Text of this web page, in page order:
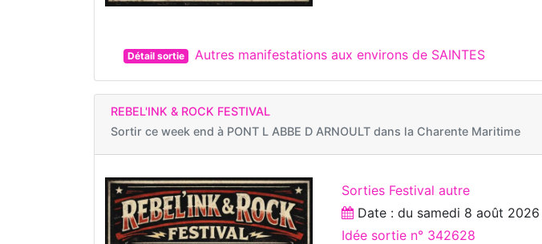
Détail sortie Autres manifestations aux environs de SAINTES
REBEL'INK & ROCK FESTIVAL
Sortir ce week end à PONT L ABBE D ARNOULT dans la Charente Maritime
Sorties Festival autre
Date : du samedi 8 août 2026
Idée sortie n° 342628